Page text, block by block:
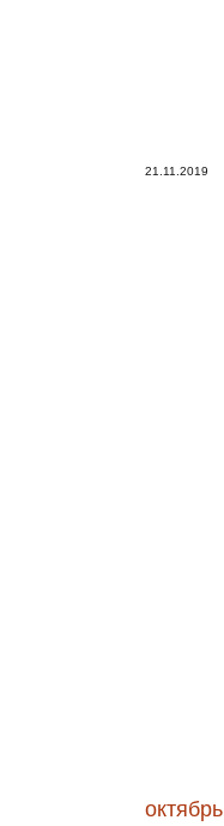
21.11.2019
октябрь